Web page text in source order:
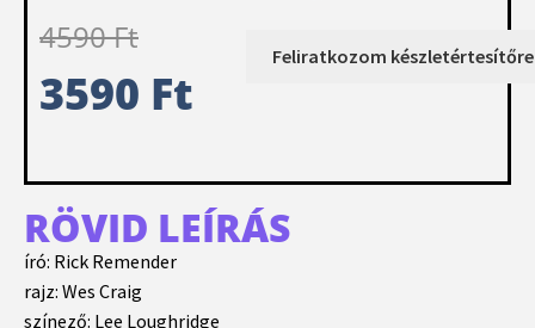
4590Ft
3590 Ft
RÖVID LEÍRÁS
író: Rick Remender
rajz: Wes Craig
színező: Lee Loughridge